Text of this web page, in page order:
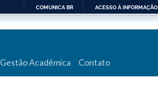
PARA
COMUNICA BR ACESSO À INFORMAÇÃO
Gestão Acadêmica Contato